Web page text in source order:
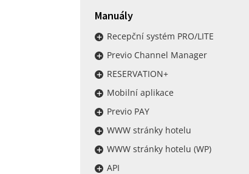
Manuály
Recepční systém PRO/LITE
Previo Channel Manager
RESERVATION+
Mobilní aplikace
Previo PAY
WWW stránky hotelu
WWW stránky hotelu (WP)
API